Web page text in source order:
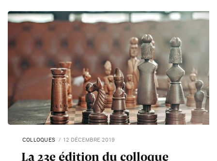
COLLOQUES 12 DÉCEMBRE 2019
La 23e édition du colloque